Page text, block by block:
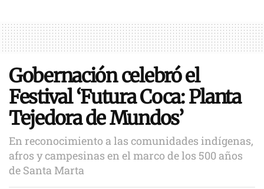
Gobernación celebró el
Festival ‘Futura Coca: Planta
Tejedora de Mundos’
En reconocimiento a las comunidades indígenas,
afros y campesinas en el marco de los 500 años
de Santa Marta